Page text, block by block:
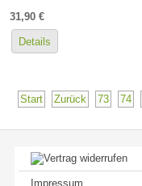
31,90 €
Details
Start Zurück 73 74
Impressum